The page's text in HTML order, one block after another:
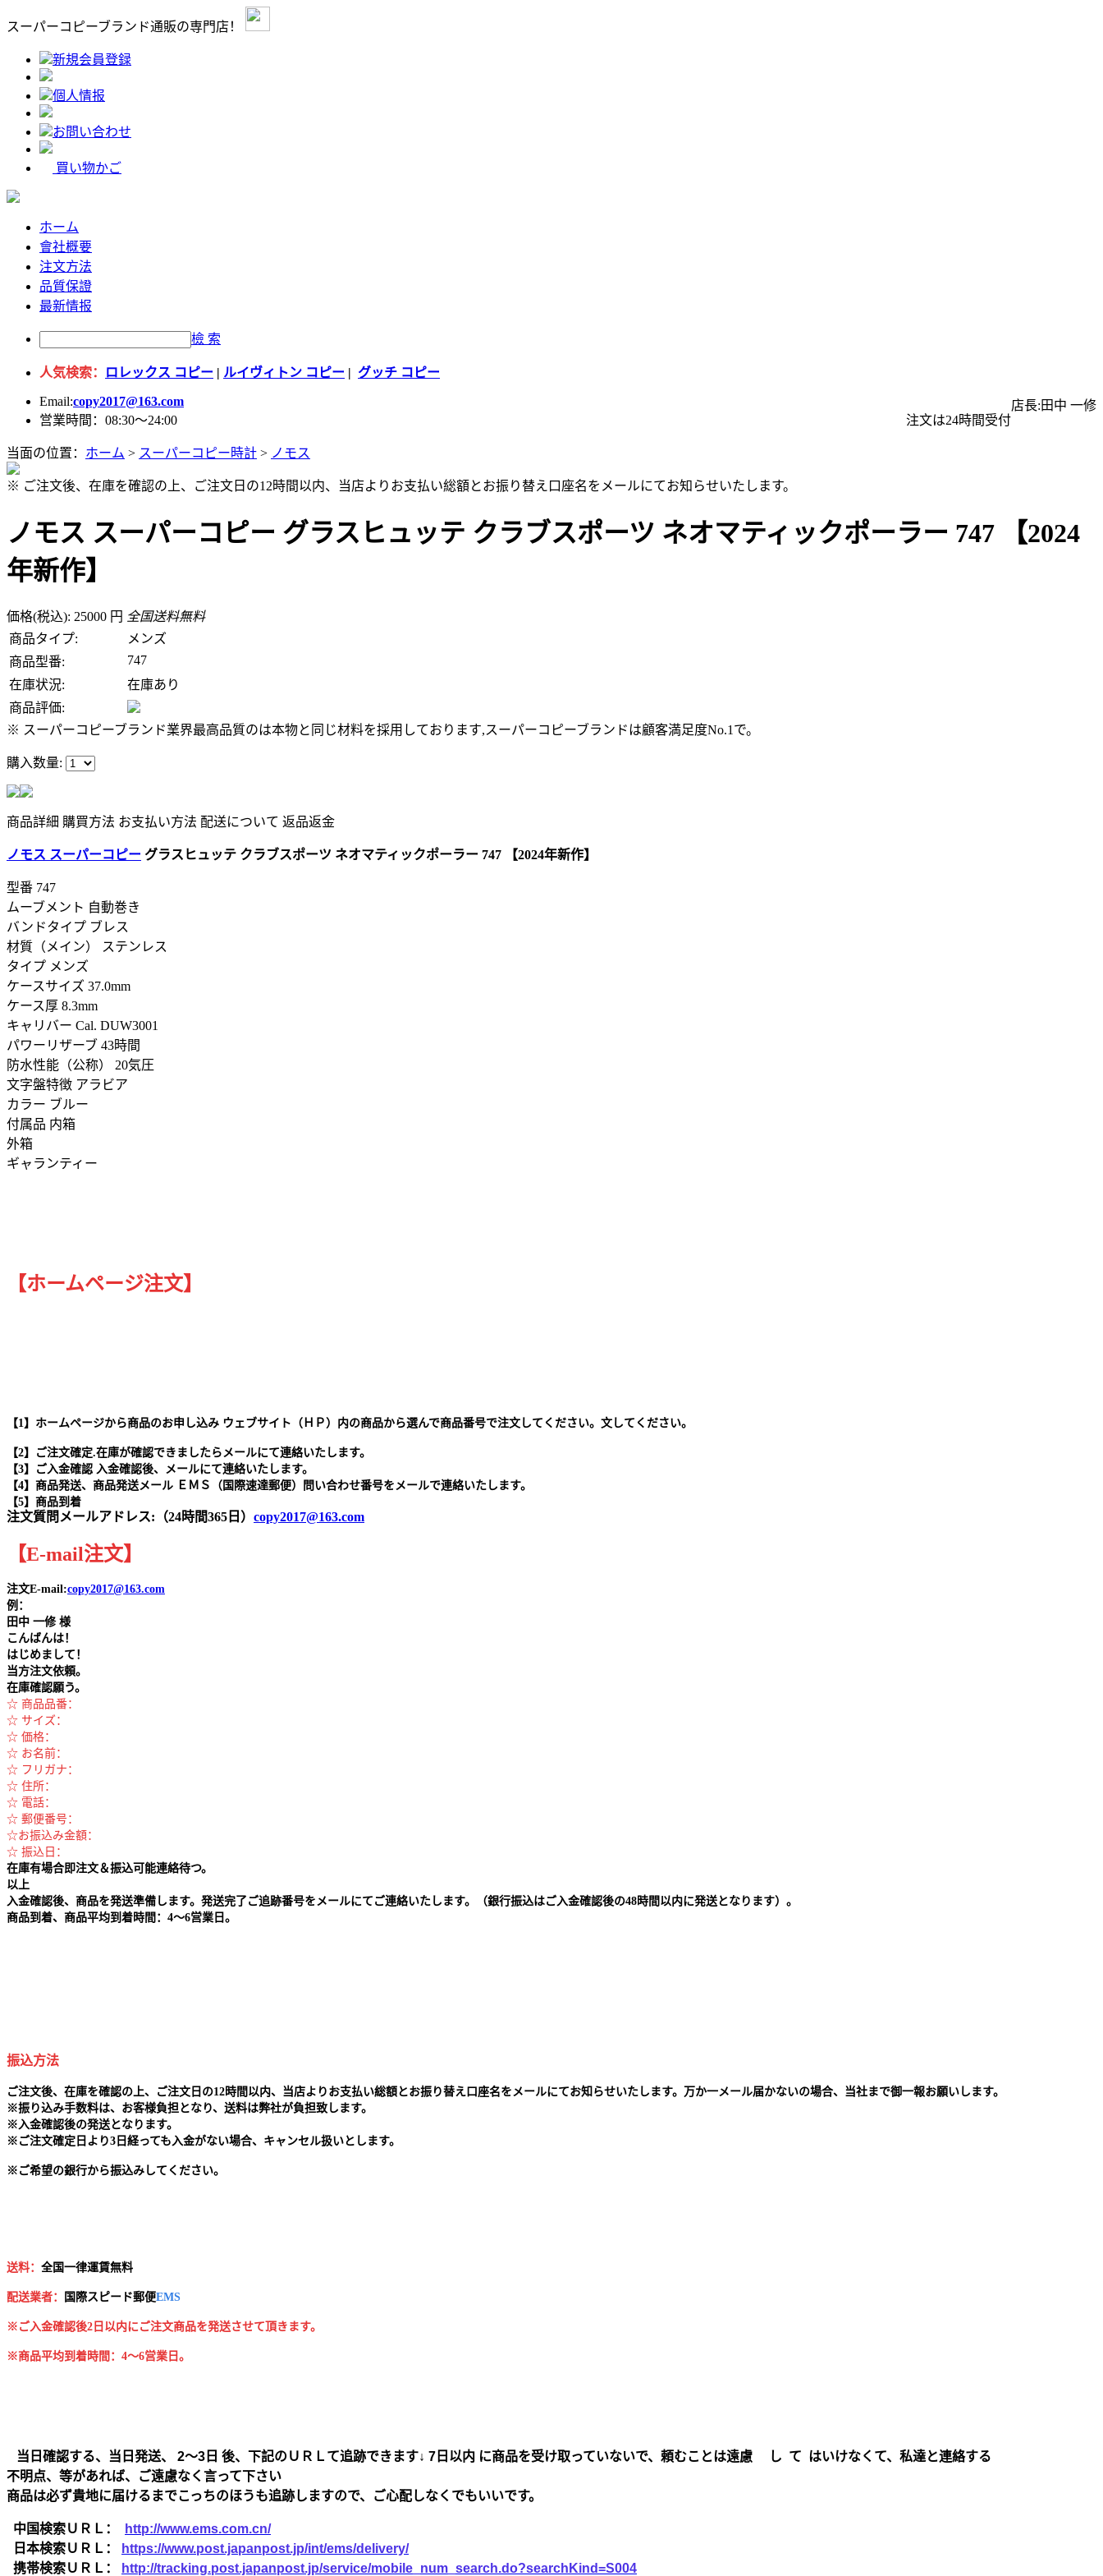
スーパーコピーブランド通販の専門店！
新規会員登録
個人情报
お問い合わせ
買い物かご
ホーム
會社概要
注文方法
品質保證
最新情报
檢 索
人気検索： ロレックス コピー | ルイヴィトン コピー | グッチ コピー
Email:copy2017@163.com
店長:田中 一修
営業時間：08:30～24:00
注文は24時間受付
当面の位置： ホーム > スーパーコピー時計 > ノモス
※ ご注文後、在庫を確認の上、ご注文日の12時間以内、当店よりお支払い総額とお振り替え口座名をメールにてお知らせいたします。
ノモス スーパーコピー グラスヒュッテ クラブスポーツ ネオマティックポーラー 747 【2024
年新作】
価格(税込): 25000 円 全国送料無料
商品タイプ:
メンズ
商品型番:
747
在庫状況:
在庫あり
商品評価:
※ スーパーコピーブランド業界最高品質のは本物と同じ材料を採用しております,スーパーコピーブランドは顧客満足度No.1で。
購入数量:
商品詳細 購買方法 お支払い方法 配送について 返品返金
ノモス スーパーコピー グラスヒュッテ クラブスポーツ ネオマティックポーラー 747 【2024年新作】
型番 747
ムーブメント 自動巻き
バンドタイプ ブレス
材質（メイン） ステンレス
タイプ メンズ
ケースサイズ 37.0mm
ケース厚 8.3mm
キャリバー Cal. DUW3001
パワーリザーブ 43時間
防水性能（公称） 20気圧
文字盤特徴 アラビア
カラー ブルー
付属品 内箱
外箱
ギャランティー
【ホームページ注文】
【1】ホームページから商品のお申し込み ウェブサイト（ＨＰ）内の商品から選んで商品番号で注文してください。文してください。
【2】ご注文確定.在庫が確認できましたらメールにて連絡いたします。
【3】ご入金確認 入金確認後、メールにて連絡いたします。
【4】商品発送、商品発送メール ＥＭＳ（国際速達郵便）問い合わせ番号をメールで連絡いたします。
【5】商品到着
注文質問メールアドレス:（24時間365日） copy2017@163.com
【E-mail注文】
注文E-mail:copy2017@163.com
例：
田中 一修 様
こんばんは！
はじめまして！
当方注文依頼。
在庫確認願う。
☆ 商品品番：
☆ サイズ：
☆ 価格：
☆ お名前：
☆ フリガナ：
☆ 住所：
☆ 電話：
☆ 郵便番号：
☆お振込み金額：
☆ 振込日：
在庫有場合即注文＆振込可能連絡待つ。
以上
入金確認後、商品を発送準備します。発送完了ご追跡番号をメールにてご連絡いたします。（銀行振込はご入金確認後の48時間以内に発送となります）。
商品到着、商品平均到着時間：4～6営業日。
振込方法
ご注文後、在庫を確認の上、ご注文日の12時間以内、当店よりお支払い総額とお振り替え口座名をメールにてお知らせいたします。万か一メール届かないの場合、当社まで御一報お願いします。
※振り込み手数料は、お客様負担となり、送料は弊社が負担致します。
※ 入金確認後の発送となります。
※ ご注文確定日より3日経っても入金がない場合、キャンセル扱いとします。
※ ご希望の銀行から振込みしてください。
送料： 全国一律運賃無料
配送業者： 国 際スピード郵便EMS
※ご入金確認後2日以内にご注文商品を発送させて頂きます。
※商品平均到着時間：4～6営業日。
当日確認する、当日発送、 2～3日 後、下記のＵＲＬて追跡できます↓ 7日以内 に商品を受け取っていないで、頼むことは遠慮 し て はいけなくて、私達と連絡する
不明点、等があれば、ご遠慮なく言って下さい
商品は必ず貴地に届けるまでこっちのほうも追跡しますので、ご心配しなくでもいいです。
中国検索ＵＲＬ：
http://www.ems.com.cn/
日本検索ＵＲＬ：
https://www.post.japanpost.jp/int/ems/delivery/
携帯検索ＵＲＬ：
http://tracking.post.japanpost.jp/service/mobile_num_search.do?searchKind=S004